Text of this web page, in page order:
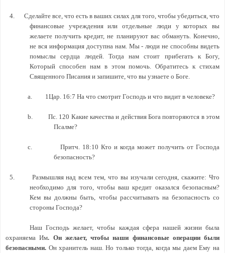
4.
Сделайте все, что есть в ваших силах для того, чтобы убедиться, что
финансовые учреждения или отдельные люди у которых вы
желаете получить кредит, не планируют вас обмануть. Конечно,
не вся информация доступна нам. Мы - люди не способны видеть
помыслы сердца людей. Тогда нам стоит прибегать к Богу,
Который способен нам в этом помочь. Обратитесь к стихам
Священного Писания и запишите, что вы узнаете о Боге.
a. 1Цар. 16:7 На что смотрит Господь и что видит в человеке?
b.
Пс. 120 Какие качества и действия Бога повторяются в этом
Псалме?
c.
Притч. 18:10 Кто и когда может получить от Господа
безопасность?
5.
Размышляя над всем тем, что вы изучали сегодня, скажите: Что
необходимо для того, чтобы ваш кредит оказался безопасным?
Кем вы должны быть, чтобы рассчитывать на безопасность со
стороны Господа?
Наш Господь желает, чтобы каждая сфера нашей жизни была
охраняема Им. Он желает, чтобы наши финансовые операции были
безопасными. Он хранитель наш. Но только тогда, когда мы даем Ему на